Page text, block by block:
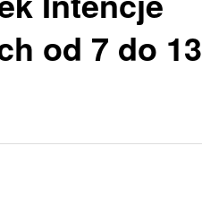
od 7 do 13